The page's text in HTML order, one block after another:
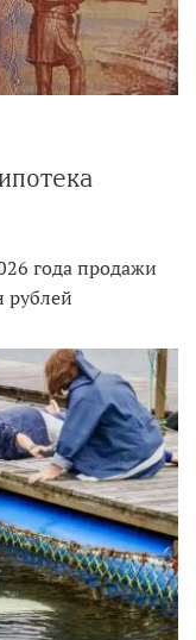
года продажи
рублей